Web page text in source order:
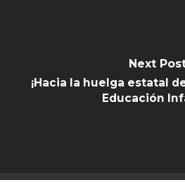
Next
¡Hacia la huelga estatal
Educación